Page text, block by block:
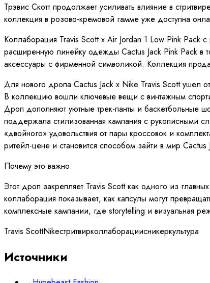
Трэвис Скотт продолжает усиливать влияние в
коллекция в розово-кремовой гамме уже доступна
Коллаборация Travis Scott x Air Jordan 1 Low Pink Pack
расширенную линейку одежды Cactus Jack Pink Pack в
аксессуары с фирменной символикой. Коллекция
Для нового дропа Cactus Jack x Nike Travis Scott ушел
В коллекцию вошли ключевые вещи с винтажным
Дроп дополняют уютные трек-панты и баскетбольные
поддержала стилизованная кампания с рукописными
«двойного» удовольствия от пары кроссовок и
ритейл-цене и становится способом зайти в мир Cactus
Почему это важно
Этот дроп закрепляет Travis Scott как одного из
коллаборация показывает, как капсулы могут
комплексные кампании, где storytelling и визуальная
Travis ScottNikeстритвирколлаборациисникеркультура
Источники